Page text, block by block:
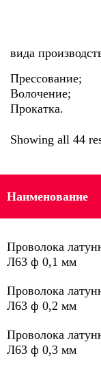
вида
Прессование;
Волочение;
Прокатка.
Showing all 44
Наименование
Проволока
Л63 ф 0,1 мм
Проволока
Л63 ф 0,2 мм
Проволока
Л63 ф 0,3 мм